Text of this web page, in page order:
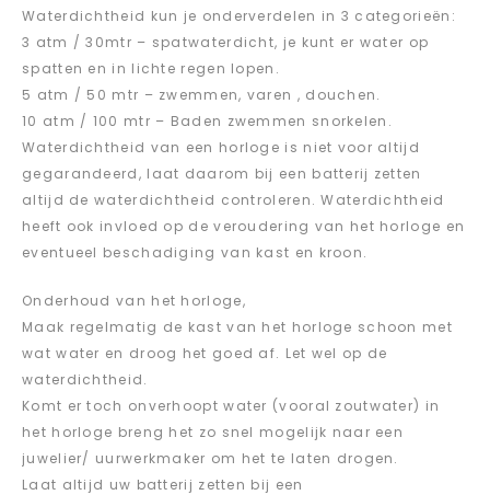
Waterdichtheid kun je onderverdelen in 3 categorieën:
3 atm / 30mtr – spatwaterdicht, je kunt er water op
spatten en in lichte regen lopen.
5 atm / 50 mtr – zwemmen, varen , douchen.
10 atm / 100 mtr – Baden zwemmen snorkelen.
Waterdichtheid van een horloge is niet voor altijd
gegarandeerd, laat daarom bij een batterij zetten
altijd de waterdichtheid controleren. Waterdichtheid
heeft ook invloed op de veroudering van het horloge en
eventueel beschadiging van kast en kroon.
Onderhoud van het horloge,
Maak regelmatig de kast van het horloge schoon met
wat water en droog het goed af. Let wel op de
waterdichtheid.
Komt er toch onverhoopt water (vooral zoutwater) in
het horloge breng het zo snel mogelijk naar een
juwelier/ uurwerkmaker om het te laten drogen.
Laat altijd uw batterij zetten bij een